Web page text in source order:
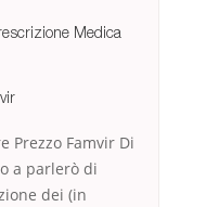
Medica
Prezzo Famvir Di
a parlerò di
dei (in